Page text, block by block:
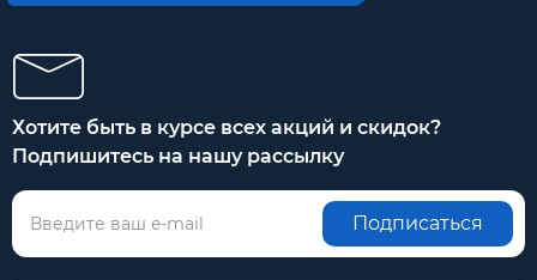
Хотите быть в курсе всех акций и скидок?
Подпишитесь на нашу рассылку
Подписаться